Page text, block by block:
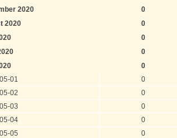
2020
0
2020
0
0
0
0
01
0
02
0
03
0
04
0
05
0